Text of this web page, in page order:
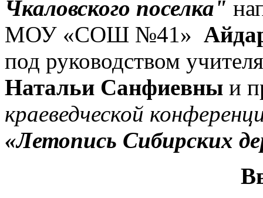
Чкаловского поселка"
МОУ «СОШ №41»
под руководством
Натальи Санфиевны и
краеведческой
«Летопись Сибирских